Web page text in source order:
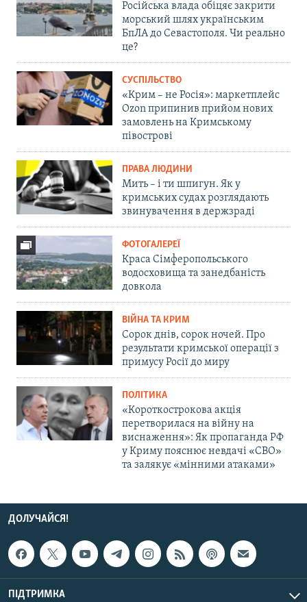
Російська влада обіцяє закрити
морський шлях українським
БпЛА до Севастополя. Чи реально
це?
СУСПІЛЬСТВО
«Крим – не Росія»: маркетплейс
Ozon припинив прийом нових
замовлень на Кримському
півострові
ПРАВА ЛЮДИНИ
Мить – і ти шпигун. Як у
кримських судах розглядають
звинувачення в держзраді
ФОТОГАЛЕРЕЇ
Краса Сімферопольського
водосховища та занедбаність
довкола
ВІЙНА ТА КРИМ
Сорок днів, сорок ночей. Про
результати кримської операції з
примусу Росії до миру
ПОЛІТИКА
«Короткострокова акція
перетворилася на війну на
виснаження»: Як пропаганда РФ
у Криму пояснює невдачі «СВО»
та залякує «мінними атаками»
ДОЛУЧАЙСЯ!
ПІДТРИМКА